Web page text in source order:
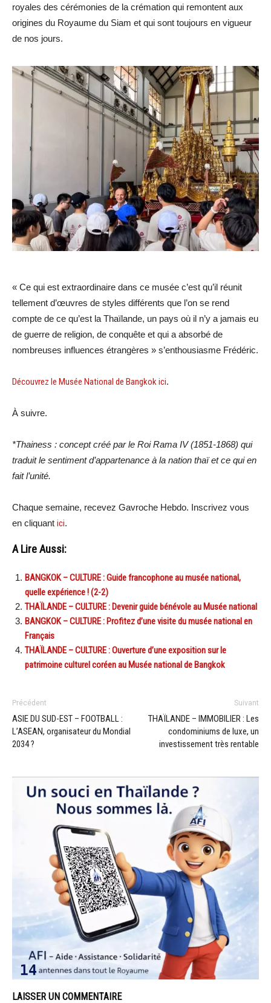
royales des cérémonies de la crémation qui remontent aux
origines du Royaume du Siam et qui sont toujours en vigueur
de nos jours.
« Ce qui est extraordinaire dans ce musée c’est qu’il réunit
tellement d’œuvres de styles différents que l’on se rend
compte de ce qu’est la Thaïlande, un pays où il n’y a jamais eu
de guerre de religion, de conquête et qui a absorbé de
nombreuses influences étrangères » s’enthousiasme Frédéric.
Découvrez le Musée National de Bangkok ici.
À suivre.
*Thainess : concept créé par le Roi Rama IV (1851-1868) qui
traduit le sentiment d’appartenance à la nation thaï et ce qui en
fait l’unité.
Chaque semaine, recevez Gavroche Hebdo. Inscrivez vous
en cliquant ici.
A Lire Aussi:
BANGKOK – CULTURE : Guide francophone au musée national,
quelle expérience ! (2-2)
THAÏLANDE – CULTURE : Devenir guide bénévole au Musée national
BANGKOK – CULTURE : Profitez d’une visite du musée national en
Français
THAÏLANDE – CULTURE : Ouverture d’une exposition sur le
patrimoine culturel coréen au Musée national de Bangkok
Précédent
ASIE DU SUD-EST – FOOTBALL :
L’ASEAN, organisateur du Mondial
2034 ?
Suivant
THAÏLANDE – IMMOBILIER : Les
condominiums de luxe, un
investissement très rentable
LAISSER UN COMMENTAIRE